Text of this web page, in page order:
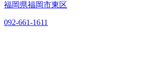
福岡県福岡市東区
092-661-1611